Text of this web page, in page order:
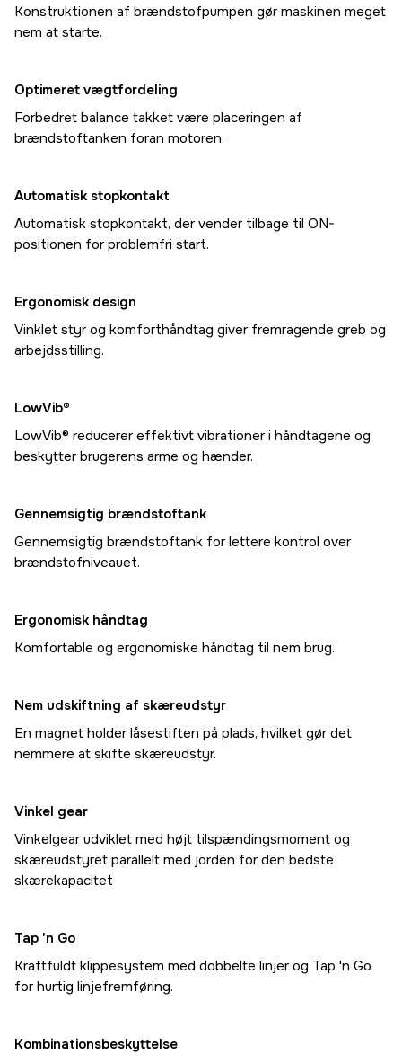
Konstruktionen af brændstofpumpen gør maskinen meget
nem at starte.
Optimeret vægtfordeling
Forbedret balance takket være placeringen af
brændstoftanken foran motoren.
Automatisk stopkontakt
Automatisk stopkontakt, der vender tilbage til ON-
positionen for problemfri start.
Ergonomisk design
Vinklet styr og komforthåndtag giver fremragende greb og
arbejdsstilling.
LowVib®
LowVib® reducerer effektivt vibrationer i håndtagene og
beskytter brugerens arme og hænder.
Gennemsigtig brændstoftank
Gennemsigtig brændstoftank for lettere kontrol over
brændstofniveauet.
Ergonomisk håndtag
Komfortable og ergonomiske håndtag til nem brug.
Nem udskiftning af skæreudstyr
En magnet holder låsestiften på plads, hvilket gør det
nemmere at skifte skæreudstyr.
Vinkel gear
Vinkelgear udviklet med højt tilspændingsmoment og
skæreudstyret parallelt med jorden for den bedste
skærekapacitet
Tap 'n Go
Kraftfuldt klippesystem med dobbelte linjer og Tap 'n Go
for hurtig linjefremføring.
Kombinationsbeskyttelse